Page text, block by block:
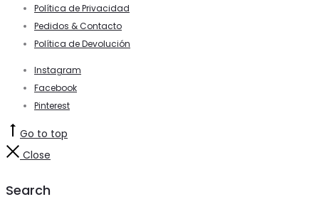
Política de Privacidad
Pedidos & Contacto
Política de Devolución
Instagram
Facebook
Pinterest
Go to top
Close
Search